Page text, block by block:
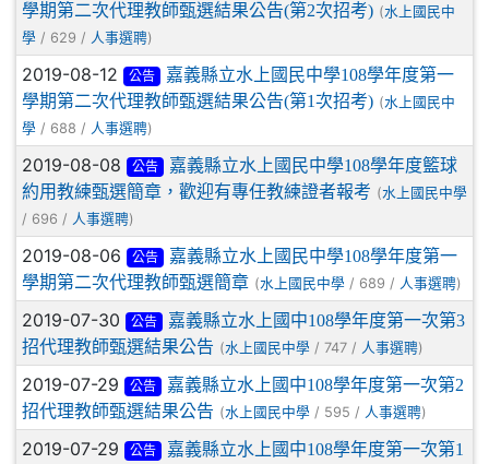
學期第二次代理教師甄選結果公告(第2次招考) (水上國民中
學 / 629 / 人事選聘)
2019-08-12 公告
嘉義縣立水上國民中學108學年度第一
學期第二次代理教師甄選結果公告(第1次招考) (水上國民中
學 / 688 / 人事選聘)
2019-08-08 公告
嘉義縣立水上國民中學108學年度籃球
約用教練甄選簡章，歡迎有專任教練證者報考 (水上國民中學
/ 696 / 人事選聘)
2019-08-06 公告
嘉義縣立水上國民中學108學年度第一
學期第二次代理教師甄選簡章 (水上國民中學 / 689 / 人事選聘)
2019-07-30 公告
嘉義縣立水上國中108學年度第一次第3
招代理教師甄選結果公告 (水上國民中學 / 747 / 人事選聘)
2019-07-29 公告
嘉義縣立水上國中108學年度第一次第2
招代理教師甄選結果公告 (水上國民中學 / 595 / 人事選聘)
2019-07-29 公告
嘉義縣立水上國中108學年度第一次第1